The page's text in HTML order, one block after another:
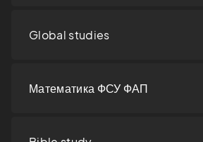
Global studies
Математика ФСУ ФАП